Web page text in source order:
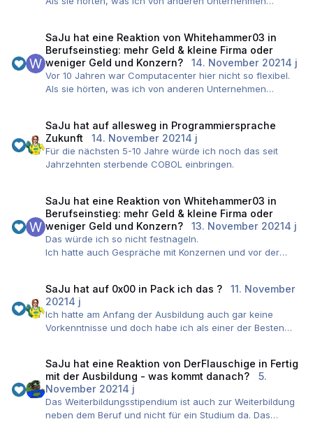
Ich sollte wegen der vielen notwendigen Schulungen und
der Einarbeitung mit unter 30k zufrieden sein. Aber schön
zu hören, dass man sich hier dem Markt entsprechend
angepasst hat.
SaJu hat eine Reaktion von Whitehammer03 in
Berufseinstieg: mehr Geld & kleine Firma oder
weniger Geld und Konzern?
14. November 20214 j
Vor 10 Jahren war Computacenter hier nicht so flexibel.
Als sie hörten, was ich von anderen Unternehmen
Ich sollte wegen der vielen notwendigen Schulungen und
der Einarbeitung mit unter 30k zufrieden sein. Aber schön
zu hören, dass man sich hier dem Markt entsprechend
angepasst hat.
SaJu hat auf allesweg in Programmiersprache
Zukunft
14. November 20214 j
Für die nächsten 5-10 Jahre würde ich noch das seit
Jahrzehnten sterbende COBOL einbringen.
SaJu hat eine Reaktion von Whitehammer03 in
Berufseinstieg: mehr Geld & kleine Firma oder
weniger Geld und Konzern?
13. November 20214 j
Das würde ich so nicht festnageln.
Ich hatte auch Gespräche mit Konzernen und vor der
mehr Gehalt hätte. Man will mich mit den akademischen
Kollegen gleichstellen.
In einem anderen Konzern gab es einen Tarifvertrag von
Verdi, so dass man automatisch eingestuft wurde und bei
(nach oben).
SaJu hat auf 0x00in Pack ich das ?
11. November
20214 j
Ich hatte am Anfang der Ausbildung auch gar keine
Vorkenntnisse und doch habe ich als einer der Besten
Ausbilder hast? Easy. Wenn du nur eines oder gar keins
von beiden hast musst du halt mit Fleiß, Eigeninitiative und
Lernwille glänzen. Mach dir keine Gedanken wenn Azubis
mit mehr Vorwissen reingehen als du. War bei mir
genauso. Wenn du immer aufpasst, mitschreibst und die
SaJu hat eine Reaktion von DerFlauschige in Fertig
mit der Ausbildung - was kommt danach?
5.
November 20214 j
Das Weiterbildungsstipendium ist auch zur Weiterbildung
neben dem Beruf und nicht für ein Studium da. Das